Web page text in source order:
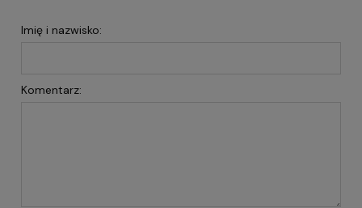
Imię i nazwisko:
Komentarz: